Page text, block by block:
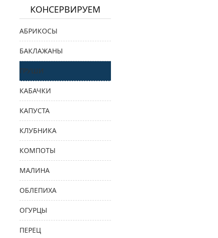
КОНСЕРВИРУЕМ
АБРИКОСЫ
БАКЛАЖАНЫ
ГРУШИ
КАБАЧКИ
КАПУСТА
КЛУБНИКА
КОМПОТЫ
МАЛИНА
ОБЛЕПИХА
ОГУРЦЫ
ПЕРЕЦ